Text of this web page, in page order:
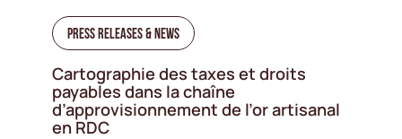
Press Releases & News
Cartographie des taxes et droits
payables dans la chaîne
d’approvisionnement de l’or artisanal
en RDC